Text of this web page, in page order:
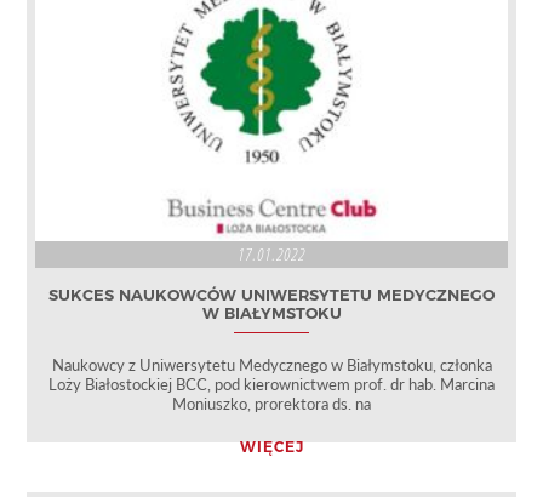
17.01.2022
SUKCES NAUKOWCÓW UNIWERSYTETU MEDYCZNEGO
W BIAŁYMSTOKU
Naukowcy z Uniwersytetu Medycznego w Białymstoku, członka
Loży Białostockiej BCC, pod kierownictwem prof. dr hab. Marcina
Moniuszko, prorektora ds. na
WIĘCEJ